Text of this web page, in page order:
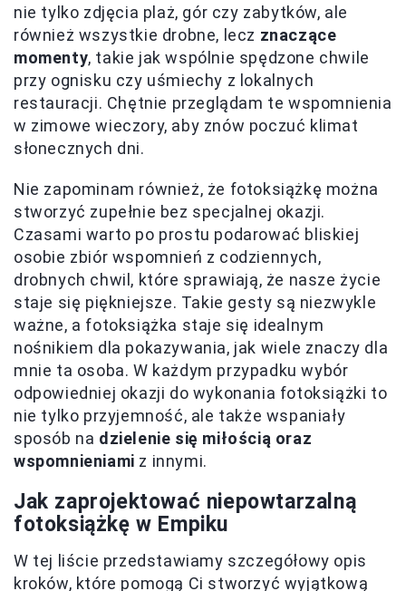
nie tylko zdjęcia plaż, gór czy zabytków, ale
również wszystkie drobne, lecz znaczące
momenty, takie jak wspólnie spędzone chwile
przy ognisku czy uśmiechy z lokalnych
restauracji. Chętnie przeglądam te wspomnienia
w zimowe wieczory, aby znów poczuć klimat
słonecznych dni.
Nie zapominam również, że fotoksiążkę można
stworzyć zupełnie bez specjalnej okazji.
Czasami warto po prostu podarować bliskiej
osobie zbiór wspomnień z codziennych,
drobnych chwil, które sprawiają, że nasze życie
staje się piękniejsze. Takie gesty są niezwykle
ważne, a fotoksiążka staje się idealnym
nośnikiem dla pokazywania, jak wiele znaczy dla
mnie ta osoba. W każdym przypadku wybór
odpowiedniej okazji do wykonania fotoksiążki to
nie tylko przyjemność, ale także wspaniały
sposób na dzielenie się miłością oraz
wspomnieniami z innymi.
Jak zaprojektować niepowtarzalną
fotoksiążkę w Empiku
W tej liście przedstawiamy szczegółowy opis
kroków, które pomogą Ci stworzyć wyjątkową